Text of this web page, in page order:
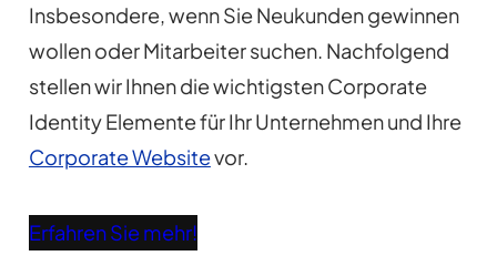
Insbesondere, wenn Sie Neukunden gewinnen
wollen oder Mitarbeiter suchen. Nachfolgend
stellen wir Ihnen die wichtigsten Corporate
Identity Elemente für Ihr Unternehmen und Ihre
Corporate Websitevor.
Erfahren Sie mehr!